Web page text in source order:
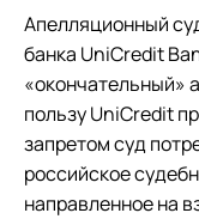
Апелляционный
банка UniCredit
«окончательный»
пользу UniCredit
запретом суд
российское
направленное на